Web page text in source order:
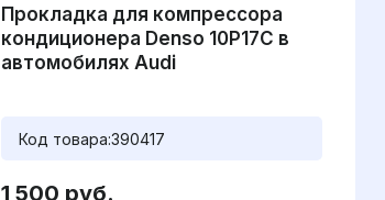
Прокладка для компрессора
кондиционера Denso 10P17C в
автомобилях Audi
Код товара:390417
1 500 руб.